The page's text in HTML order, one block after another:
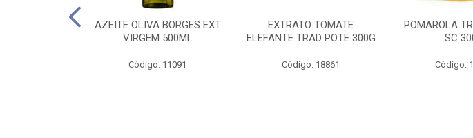
AZEITE OLIVA BORGES EXT
VIRGEM 500ML
Código: 11091
EXTRATO TOMATE
ELEFANTE TRAD POTE 300G
Código: 18861
POMAROLA
SC
Código: